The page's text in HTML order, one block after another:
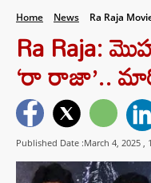
Home News Ra Raja
Ra Raja:
‘రా రాజా’..
Published Date :March 4, 2025 ,